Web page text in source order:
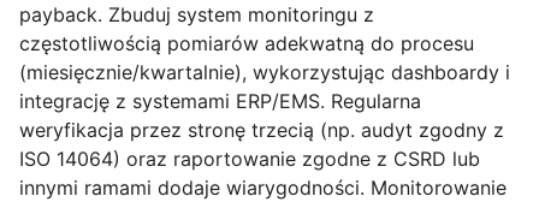
payback. Zbuduj system monitoringu z
częstotliwością pomiarów adekwatną do procesu
(miesięcznie/kwartalnie), wykorzystując dashboardy i
integrację z systemami ERP/EMS. Regularna
weryfikacja przez stronę trzecią (np. audyt zgodny z
ISO 14064) oraz raportowanie zgodne z CSRD lub
innymi ramami dodaje wiarygodności. Monitorowanie